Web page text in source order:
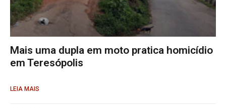
Mais uma dupla em moto pratica homicídio
em Teresópolis
LEIA MAIS